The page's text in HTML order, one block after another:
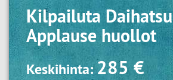
KilpailutaDaihatsu
Applause huollot
Keskihinta:285 €